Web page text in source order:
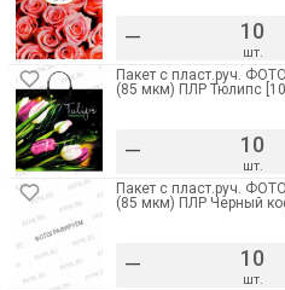
– шт.
Пакет с пласт.руч.
(85 мкм) ПЛР Тюлипс
– шт.
Пакет с пласт.руч.
(85 мкм) ПЛР Черный
– шт.